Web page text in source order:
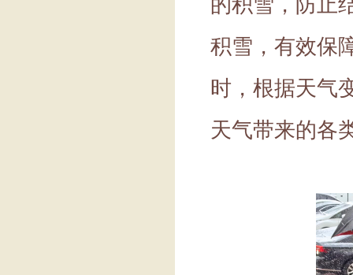
的积雪，防止
积雪，有效保
时，根据天气
天气带来的各